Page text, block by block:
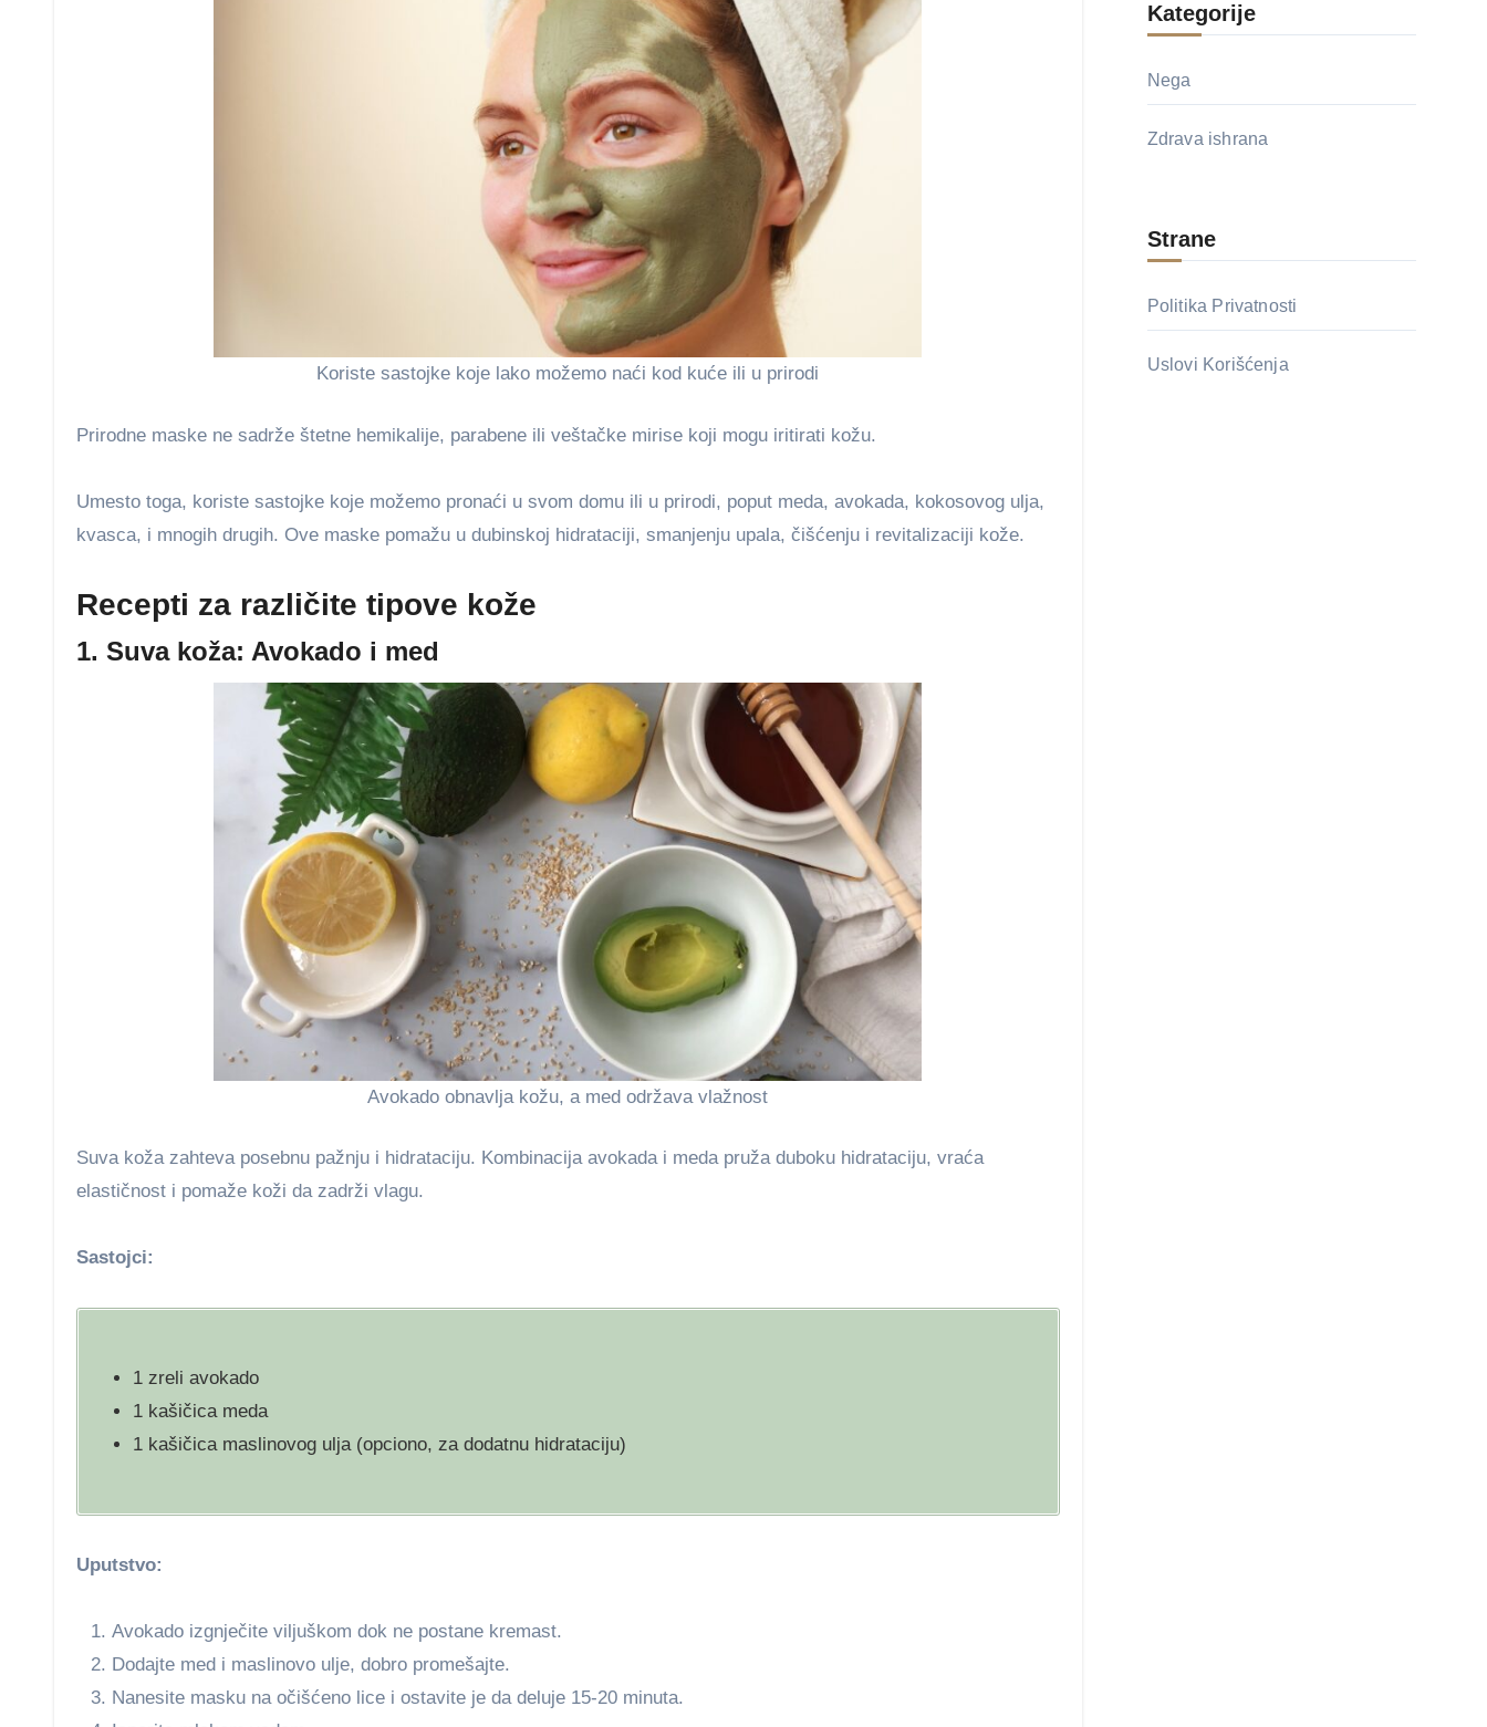
Koriste sastojke koje lako možemo naći kod kuće ili u prirodi
Prirodne maske ne sadrže štetne hemikalije, parabene ili veštačke mirise koji mogu iritirati kožu.
Umesto toga, koriste sastojke koje možemo pronaći u svom domu ili u prirodi, poput meda, avokada, kokosovog ulja,
kvasca, i mnogih drugih. Ove maske pomažu u dubinskoj hidrataciji, smanjenju upala, čišćenju i revitalizaciji kože.
Recepti za različite tipove kože
1. Suva koža: Avokado i med
Avokado obnavlja kožu, a med održava vlažnost
Suva koža zahteva posebnu pažnju i hidrataciju. Kombinacija avokada i meda pruža duboku hidrataciju, vraća
elastičnost i pomaže koži da zadrži vlagu.
Sastojci:
1 zreli avokado
1 kašičica meda
1 kašičica maslinovog ulja (opciono, za dodatnu hidrataciju)
Uputstvo:
Avokado izgnječite viljuškom dok ne postane kremast.
Dodajte med i maslinovo ulje, dobro promešajte.
Nanesite masku na očišćeno lice i ostavite je da deluje 15-20 minuta.
Kategorije
Nega
Zdrava ishrana
Strane
Politika Privatnosti
Uslovi Korišćenja